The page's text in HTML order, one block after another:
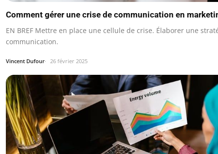
Comment gérer une crise de communication en
EN BREF Mettre en place une cellule de crise. Élaborer une
communication.
Vincent Dufour 26 février 2025